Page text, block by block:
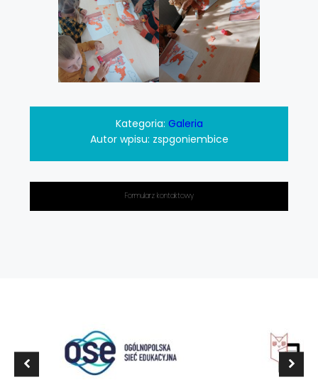
Kategoria: Galeria
Autor wpisu: zspgoniembice
Formularz kontaktowy